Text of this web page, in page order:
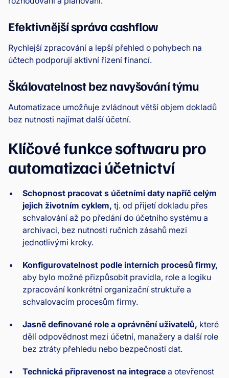
Efektivnější správa cashflow
Rychlejší zpracování a lepší přehled o pohybech na
účtech podporují aktivní řízení financí.
Škálovatelnost bez navyšování týmu
Automatizace umožňuje zvládnout větší objem dokladů
bez nutnosti najímat další účetní.
Klíčové funkce softwaru pro
automatizaci účetnictví
Schopnost pracovat s účetními daty napříč celým
jejich životním cyklem, tj. od přijetí dokladu přes
schvalování až po předání do účetního systému a
archivaci, bez nutnosti ručních zásahů mezi
jednotlivými kroky.
Konfigurovatelnost podle interních procesů firmy,
aby bylo možné přizpůsobit pravidla, role a logiku
zpracování konkrétní organizační struktuře a
schvalovacím procesům firmy.
Jasně definované role a oprávnění uživatelů, které
dělí odpovědnost mezi účetní, manažery a další role
bez ztráty přehledu nebo bezpečnosti dat.
Technická připravenost na integrace a otevřenost